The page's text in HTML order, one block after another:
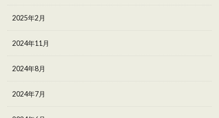
2025年2月
2024年11月
2024年8月
2024年7月